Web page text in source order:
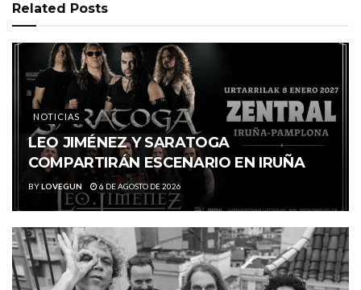
Related Posts
NOTICIAS
LEO JIMÉNEZ Y SARATOGA
COMPARTIRÁN ESCENARIO EN IRUÑA
BYLOVEGUN 6 DE AGOSTO DE 2026